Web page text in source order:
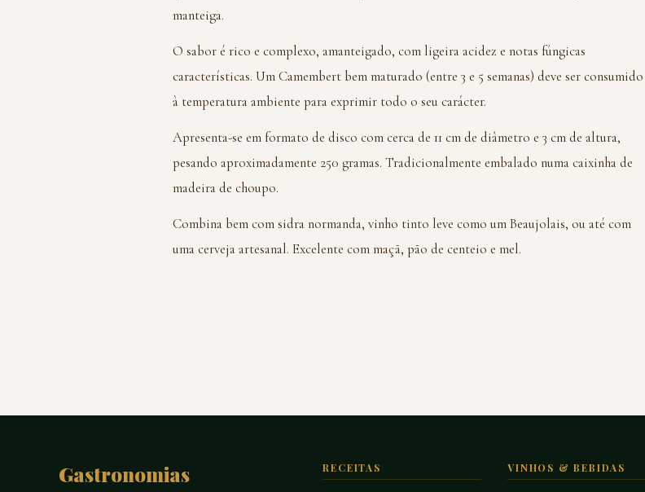
manteiga.
O sabor é rico e complexo, amanteigado, com ligeira acidez e notas fúngicas
características. Um Camembert bem maturado (entre 3 e 5 semanas) deve ser consumido
à temperatura ambiente para exprimir todo o seu carácter.
Apresenta-se em formato de disco com cerca de 11 cm de diâmetro e 3 cm de altura,
pesando aproximadamente 250 gramas. Tradicionalmente embalado numa caixinha de
madeira de choupo.
Combina bem com sidra normanda, vinho tinto leve como um Beaujolais, ou até com
uma cerveja artesanal. Excelente com maçã, pão de centeio e mel.
Gastronomias RECEITAS VINHOS & BEBIDAS